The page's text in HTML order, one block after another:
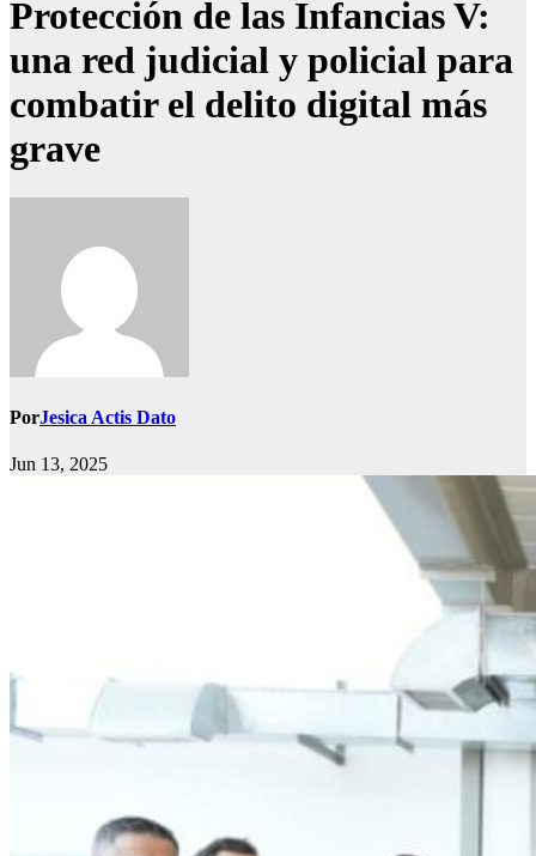
Protección de las Infancias V:
una red judicial y policial para
combatir el delito digital más
grave
PorJesica Actis Dato
Jun 13, 2025